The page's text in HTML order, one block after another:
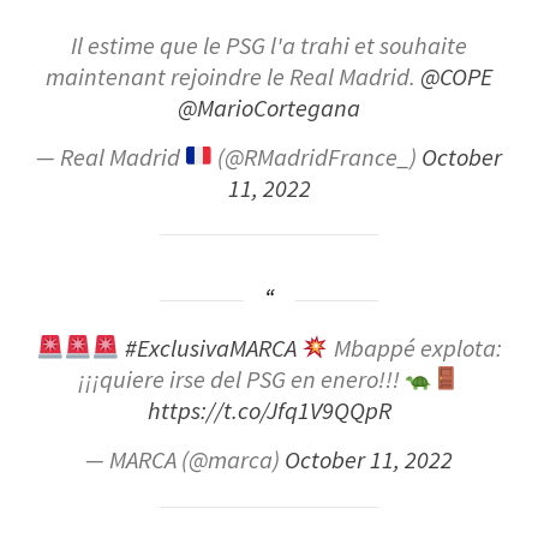
Il estime que le PSG l'a trahi et souhaite
maintenant rejoindre le Real Madrid. @COPE
@MarioCortegana
— Real Madrid
(@RMadridFrance_) October
11, 2022
#ExclusivaMARCA
Mbappé explota:
¡¡¡quiere irse del PSG en enero!!!
https://t.co/Jfq1V9QQpR
— MARCA (@marca) October 11, 2022